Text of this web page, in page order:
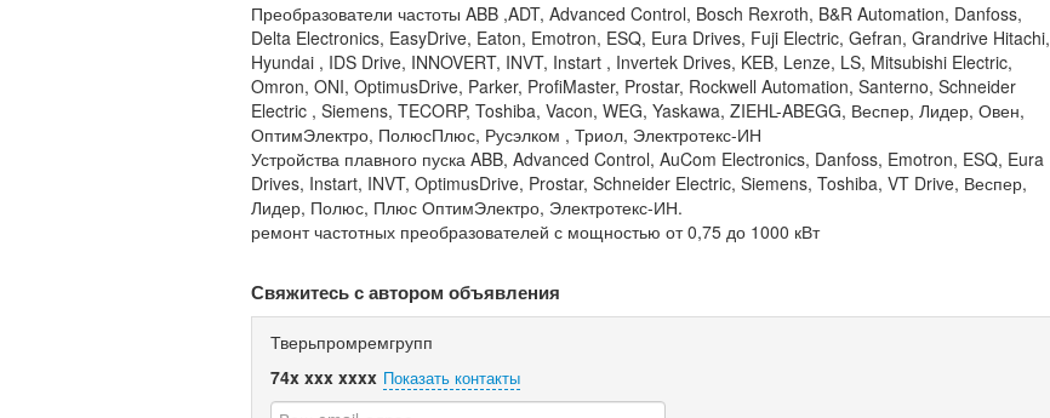
Преобразователи частоты ABB ,ADT, Advanced Control, Bosch Rexroth, B&R Automation, Danfoss,
Delta Electronics, EasyDrive, Eaton, Emotron, ESQ, Eura Drives, Fuji Electric, Gefran, Grandrive Hitachi,
Hyundai , IDS Drive, INNOVERT, INVT, Instart , Invertek Drives, KEB, Lenze, LS, Mitsubishi Electric,
Omron, ONI, OptimusDrive, Parker, ProfiMaster, Prostar, Rockwell Automation, Santerno, Schneider
Electric , Siemens, TECORP, Toshiba, Vacon, WEG, Yaskawa, ZIEHL-ABEGG, Веспер, Лидер, Овен,
ОптимЭлектро, ПолюсПлюс, Русэлком , Триол, Электротекс-ИН
Устройства плавного пуска ABB, Advanced Control, AuCom Electronics, Danfoss, Emotron, ESQ, Eura
Drives, Instart, INVT, OptimusDrive, Prostar, Schneider Electric, Siemens, Toshiba, VT Drive, Веспер,
Лидер, Полюс, Плюс ОптимЭлектро, Электротекс-ИН.
ремонт частотных преобразователей с мощностью от 0,75 до 1000 кВт
Свяжитесь с автором объявления
Тверьпромремгрупп
74x xxx xxxx Показать контакты